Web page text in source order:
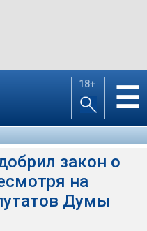
18+ ☰
закон о
на
Думы